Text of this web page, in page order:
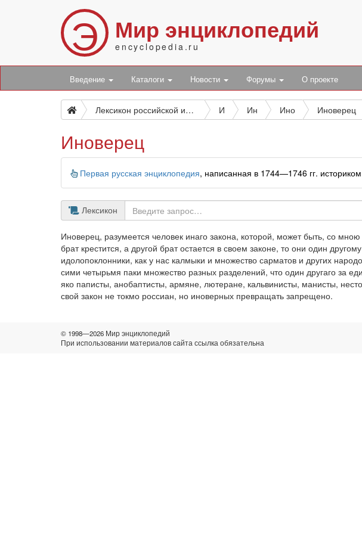
Э Мир энциклопедий
encyclopedia.ru
Введение Каталоги Новости Форумы О проекте
Лексикон российской исторической, географической, политической и гражданской И Ин Ино Иноверец
Иноверец
Информация
Первая русская энциклопедия, написанная в 1744—1746 гг.
Лексикон
Иноверец, разумеется человек инаго закона, которой, может быть, со
брат крестится, а другой брат остается в своем законе, то они один
идолопоклонники, как у нас калмыки и множество сарматов и других
сими четырьмя паки множество разных разделений, что один другаго за
яко паписты, анобаптисты, армяне, лютеране, кальвинисты, манисты,
свой закон не токмо россиан, но иноверных превращать запрещено.
© 1998—2026 Мир энциклопедий
При использовании материалов сайта ссылка обязательна